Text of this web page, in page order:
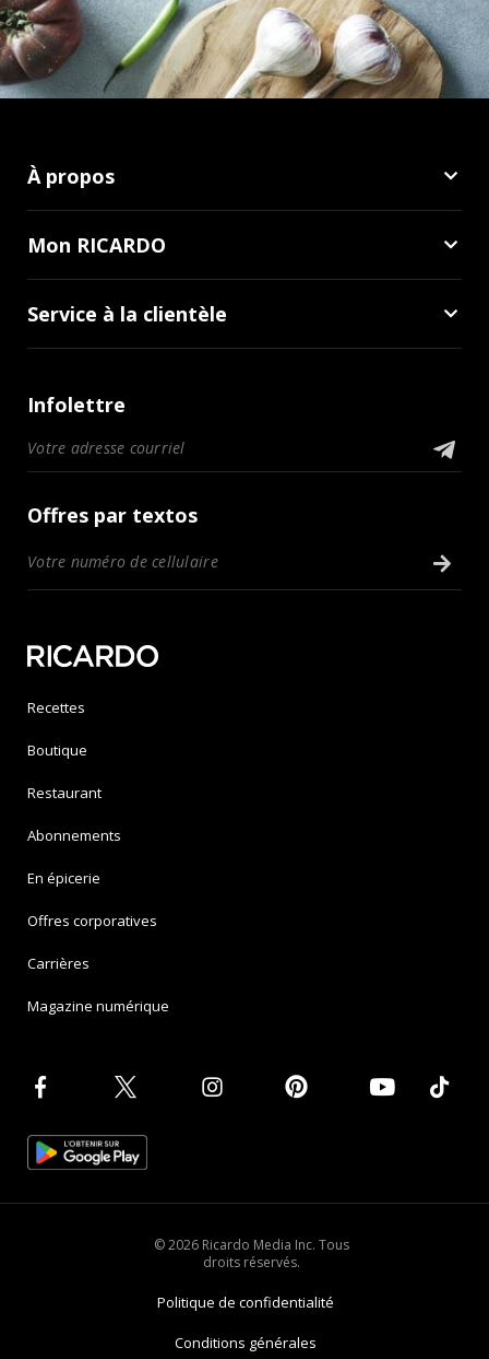
À propos
Mon RICARDO
Service à la clientèle
Infolettre
Offres par textos
Recettes
Boutique
Restaurant
Abonnements
En épicerie
Offres corporatives
Carrières
Magazine numérique
© 2026 Ricardo Media Inc. Tous
droits réservés.
Politique de confidentialité
Conditions générales